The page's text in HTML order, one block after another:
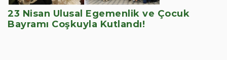
23 Nisan Ulusal Egemenlik ve Çocuk
Bayramı Coşkuyla Kutlandı!